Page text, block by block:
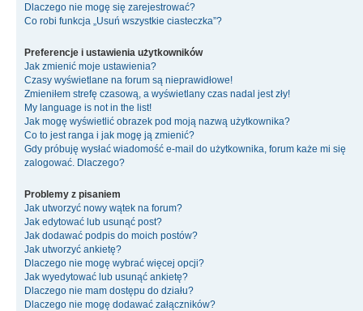
Dlaczego nie mogę się zarejestrować?
Co robi funkcja „Usuń wszystkie ciasteczka”?
Preferencje i ustawienia użytkowników
Jak zmienić moje ustawienia?
Czasy wyświetlane na forum są nieprawidłowe!
Zmieniłem strefę czasową, a wyświetlany czas nadal jest zły!
My language is not in the list!
Jak mogę wyświetlić obrazek pod moją nazwą użytkownika?
Co to jest ranga i jak mogę ją zmienić?
Gdy próbuję wysłać wiadomość e-mail do użytkownika, forum każe mi się
zalogować. Dlaczego?
Problemy z pisaniem
Jak utworzyć nowy wątek na forum?
Jak edytować lub usunąć post?
Jak dodawać podpis do moich postów?
Jak utworzyć ankietę?
Dlaczego nie mogę wybrać więcej opcji?
Jak wyedytować lub usunąć ankietę?
Dlaczego nie mam dostępu do działu?
Dlaczego nie mogę dodawać załączników?